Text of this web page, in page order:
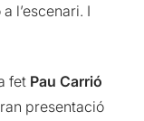
l’escenari. I
fet Pau Carrió
presentació